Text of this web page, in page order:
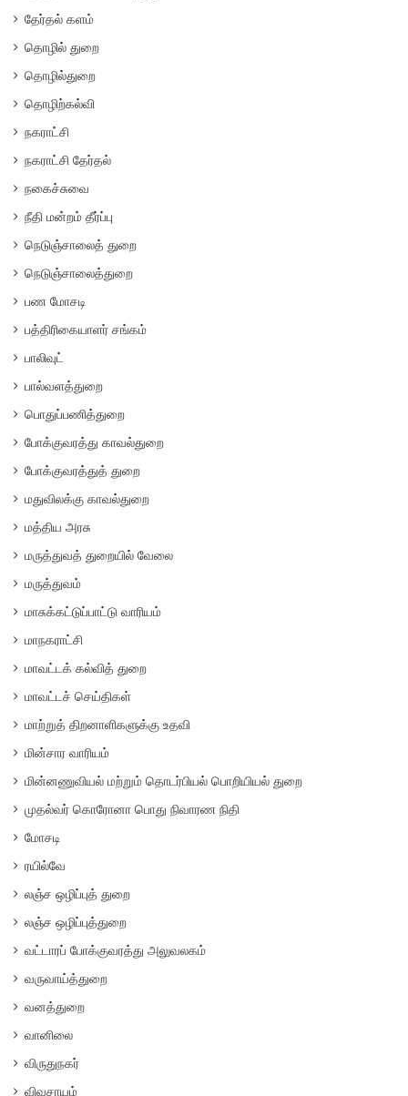
தேர்தல் களம்
தொழில் துறை
தொழில்துறை
தொழிற்கல்வி
நகராட்சி
நகராட்சி தேர்தல்
நகைச்சுவை
நீதி மன்றம் தீர்ப்பு
நெடுஞ்சாலைத் துறை
நெடுஞ்சாலைத்துறை
பண மோசடி
பத்திரிகையாளர் சங்கம்
பாலிவுட்
பால்வளத்துறை
பொதுப்பணித்துறை
போக்குவரத்து காவல்துறை
போக்குவரத்துத் துறை
மதுவிலக்கு காவல்துறை
மத்திய அரசு
மருத்துவத் துறையில் வேலை
மருத்துவம்
மாசுக்கட்டுப்பாட்டு வாரியம்
மாநகராட்சி
மாவட்டக் கல்வித் துறை
மாவட்டச் செய்திகள்
மாற்றுத் திறனாளிகளுக்கு உதவி
மின்சார வாரியம்
மின்னணுவியல் மற்றும் தொடர்பியல் பொறியியல் துறை
முதல்வர் கொரோனா பொது நிவாரண நிதி
மோசடி
ரயில்வே
லஞ்ச ஒழிப்புத் துறை
லஞ்ச ஒழிப்புத்துறை
வட்டாரப் போக்குவரத்து அலுவலகம்
வருவாய்த்துறை
வனத்துறை
வானிலை
விருதுநகர்
விவசாயம்